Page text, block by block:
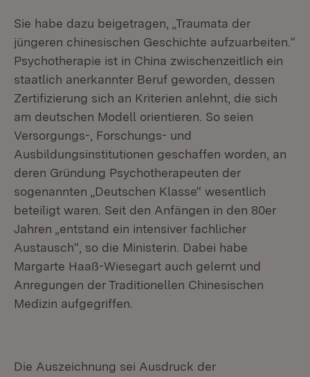
Sie habe dazu beigetragen, „Traumata der
jüngeren chinesischen Geschichte aufzuarbeiten.“
Psychotherapie ist in China zwischenzeitlich ein
staatlich anerkannter Beruf geworden, dessen
Zertifizierung sich an Kriterien anlehnt, die sich
am deutschen Modell orientieren. So seien
Versorgungs-, Forschungs- und
Ausbildungsinstitutionen geschaffen worden, an
deren Gründung Psychotherapeuten der
sogenannten „Deutschen Klasse“ wesentlich
beteiligt waren. Seit den Anfängen in den 80er
Jahren „entstand ein intensiver fachlicher
Austausch“, so die Ministerin. Dabei habe
Margarte Haaß-Wiesegart auch gelernt und
Anregungen der Traditionellen Chinesischen
Medizin aufgegriffen.
Die Auszeichnung sei Ausdruck der